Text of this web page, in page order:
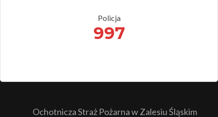
Policja
997
Ochotnicza Straż Pożarna w Zalesiu Śląskim